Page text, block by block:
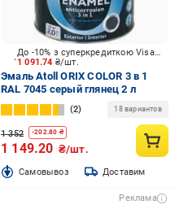
1 091.74 ₴/шт.
До -10% з суперкредиткою Visa Вигода
Эмаль Atoll ORIX COLOR 3 в 1
RAL 7045 серый глянец 2 л
2 18 вариантов
1 352 -202.80 ₴
1 149.20 ₴/шт.
Cамовывоз Доставим
Реклама